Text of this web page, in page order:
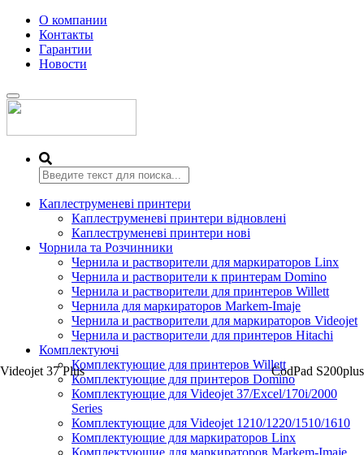
О компании
Контакты
Гарантии
Новости
Переключить
навигацию
Каплеструменеві принтери
Каплеструменеві принтери відновлені
Каплеструменеві принтери нові
Чорнила та Розчинники
Чернила и растворители для маркираторов Linx
Чернила и растворители к принтерам Domino
Чернила и растворители для принтеров Willett
Чернила для маркираторов Markem-Imaje
Чернила и растворители для маркираторов Videojet
Чернила и растворители для принтеров Hitachi
Комплектуючі
Комплектующие для принтеров Willett
Комплектующие для принтеров Domino
Комплектующие для Videojet 37/Excel/170i/2000
Series
Комплектующие для Videojet 1210/1220/1510/1610
Комплектующие для маркираторов Linx
Комплектующие для маркираторов Markem-Imaje
Videojet 37 Plus CodPad S200plus